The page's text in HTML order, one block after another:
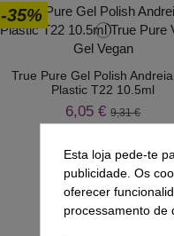
-35%
True Pure Gel Polish
Plastic T22 10.5ml
6,05 €9,31 €
Esta loja pede-te
publicidade. Os
oferecer
processamento de